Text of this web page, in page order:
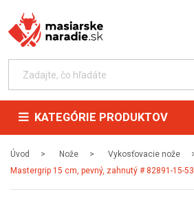
KATEGÓRIE PRODUKTOV
Úvod Nože Vykosťovacie nože
Mastergrip 15 cm, pevný, zahnutý # 82891-15-53